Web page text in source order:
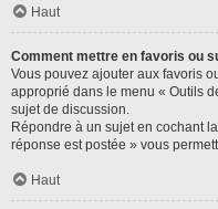
Haut
Comment mettre en favoris ou
Vous pouvez ajouter aux favoris
approprié dans le menu « Outils
sujet de discussion.
Répondre à un sujet en cochant
réponse est postée » vous
Haut